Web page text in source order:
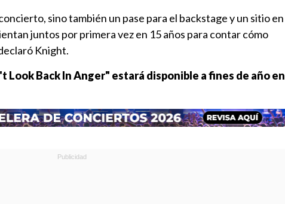
sino también un pase para el backstage y un sitio en
juntos por primera vez en 15 años para contar cómo
Knight.
Look Back In Anger" estará disponible a fines de año en